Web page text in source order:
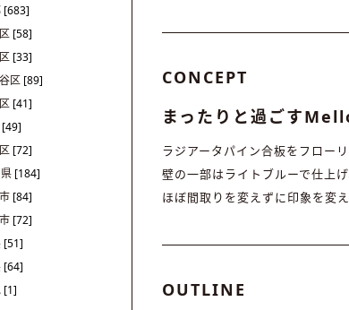
CONCEPT
まったりと過ごす
ラジアータパイン合板をフロー
壁の一部はライトブルーで仕上
ほぼ間取りを変えずに印象を変
OUTLINE
[683]
[58]
[33]
区 [89]
[41]
[49]
[72]
[184]
[84]
[72]
[51]
[64]
[1]